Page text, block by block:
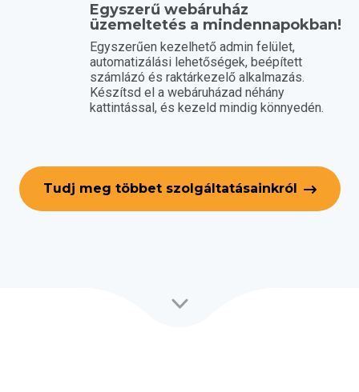
Egyszerű webáruház
üzemeltetés a mindennapokban!
Egyszerűen kezelhető admin felület,
automatizálási lehetőségek, beépített
számlázó és raktárkezelő alkalmazás.
Készítsd el a webáruházad néhány
kattintással, és kezeld mindig könnyedén.
Tudj meg többet szolgáltatásainkról